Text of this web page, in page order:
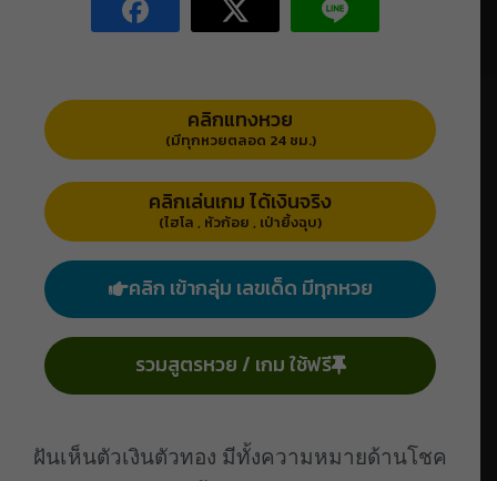
คลิกแทงหวย
(มีทุกหวยตลอด 24 ชม.)
คลิกเล่นเกม ได้เงินจริง
(ไฮโล , หัวก้อย , เป่ายิ้งฉุบ)
คลิก เข้ากลุ่ม เลขเด็ด มีทุกหวย
รวมสูตรหวย / เกม ใช้ฟรี
ฝันเห็นตัวเงินตัวทอง มีทั้งความหมายด้านโชค